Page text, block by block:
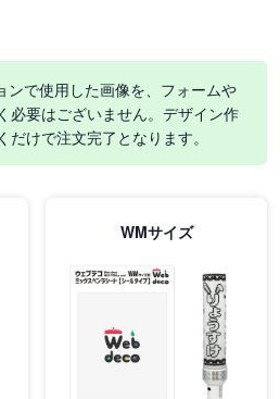
ンで使用した画像を、フォームや
必要はございません。デザイン作
けで注文完了となります。
WMサイズ